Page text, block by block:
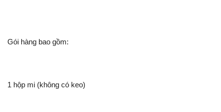
Gói hàng bao gồm:
1 hộp mi (không có keo)